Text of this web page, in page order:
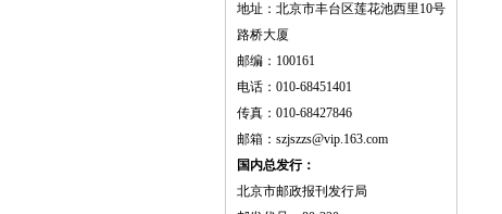
地址：北京市丰台区莲花池西里10号
路桥大厦
邮编：100161
电话：010-68451401
传真：010-68427846
邮箱：szjszzs@vip.163.com
国内总发行：
北京市邮政报刊发行局